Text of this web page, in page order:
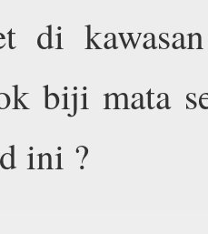
di
biji mata
ini ?